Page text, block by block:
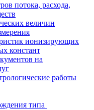
потока, расхода,
величин
ионизирующих
констант
на
работы
типа